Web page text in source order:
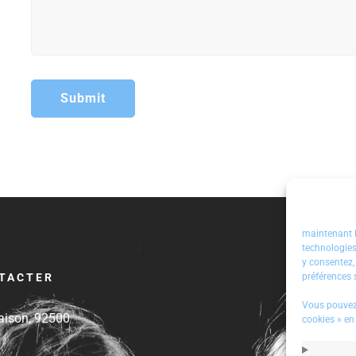
maintenant
y
préférences
Vous
cookies »
92500
| ”si vous voul
de penser, commence
de voir”… Cela vou
:
a nerf de la guerre de l’intelligence
de bons retours sur le métier de data